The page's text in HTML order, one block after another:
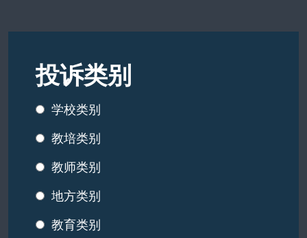
投诉类别
学校类别
教培类别
教师类别
地方类别
教育类别